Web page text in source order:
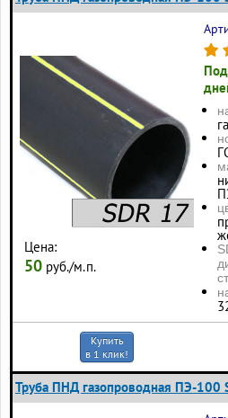
Цена:
50 руб./м.п.
Под
Купить
в 1 клик!
Труба ПНД газопроводная ПЭ-100